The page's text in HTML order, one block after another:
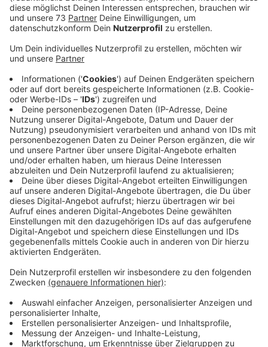
Veröffentlicht:Mittwoch, 03.02.2021 14:22
Anzeige
Testergebnisse in 10 Tagen
Anzeige
Beim Kreisgesundheitsamt in Borken sind aktuell 45
Mitarbeiter nur damit beschäftigt, Kontakte von
Corona-Infizierten nachzuverfolgen. Schwerpunkt sind
dabei die Kontaktpersonen der 10 Westmünsterländer,
bei denen die britische, ansteckendere Mutation des
Virus nachgewiesen wurde. Sie leben in Ahaus, Bocholt,
Borken, Gescher, Rhede und Velen. Im Nachbarkreis
Steinfurt könnte auch die südafrikanische Virus-
Mutation angekommen sein. Die Ergebnisse der
aufwändigen Tests sollen dort in sieben bis 10 Tagen
vorliegen.
Weitere Infos zur britischen Corona-Mutation im
Kreis Borken findet Ihr hier.